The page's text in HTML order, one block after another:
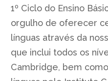
1º Ciclo do Ensino
orgulho de oferecer
línguas através da
que inclui todos os
Cambridge, bem